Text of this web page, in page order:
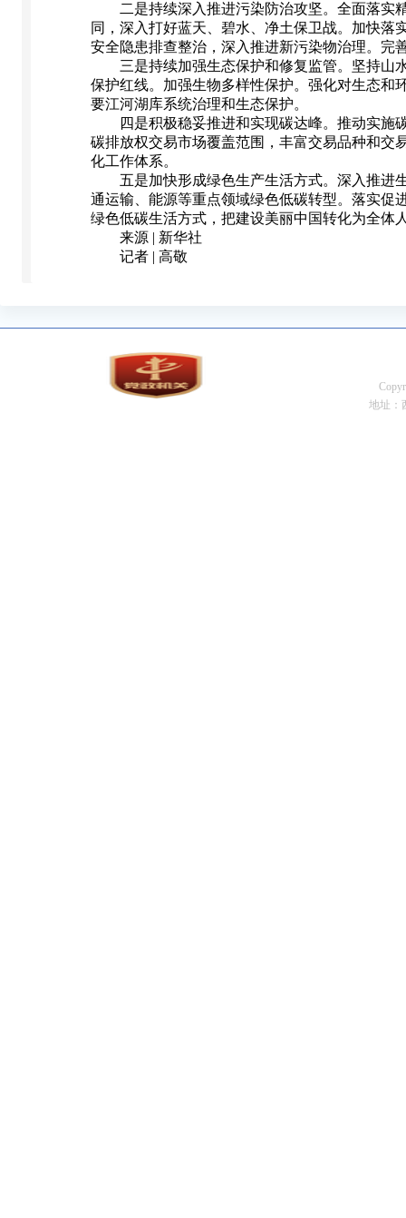
二是持续深入推进污染防治攻坚。全面落实精
同，深入打好蓝天、碧水、净土保卫战。加快
安全隐患排查整治，深入推进新污染物治理。完
三是持续加强生态保护和修复监管。坚持山水
保护红线。加强生物多样性保护。强化对生态和
要江河湖库系统治理和生态保护。
四是积极稳妥推进和实现碳达峰。推动实施碳
碳排放权交易市场覆盖范围，丰富交易品种和交
化工作体系。
五是加快形成绿色生产生活方式。深入推进生
通运输、能源等重点领域绿色低碳转型。落实促
绿色低碳生活方式，把建设美丽中国转化为全体
来源 | 新华社
记者 | 高敬
地址：